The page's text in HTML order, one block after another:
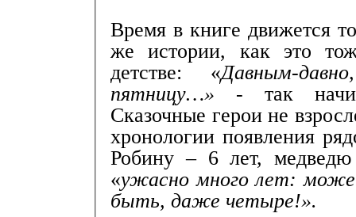
Время в книге движется
же истории, как это
детстве: «Давным-
пятницу…» - так
Сказочные герои не
хронологии появления
Робину – 6 лет,
«ужасно много лет:
быть, даже четыре!».